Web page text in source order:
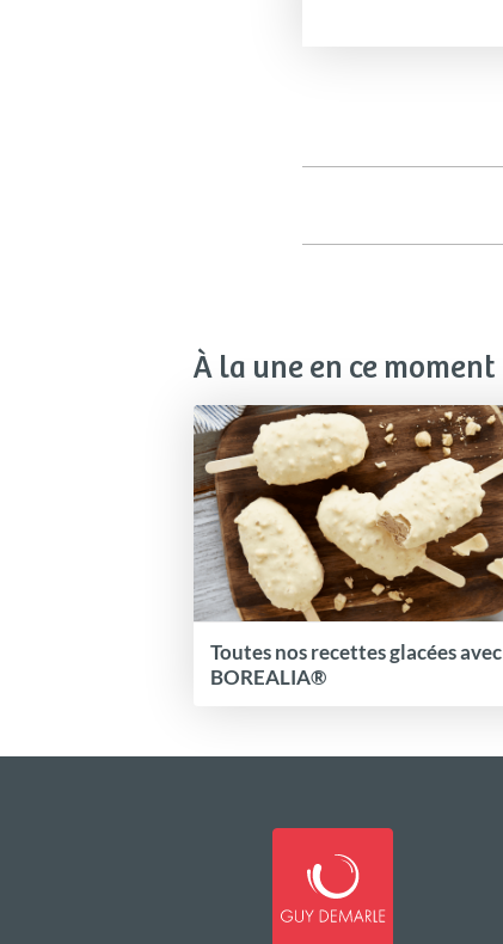
À la une en ce moment
Toutes nos recettes glacées avec
BOREALIA®